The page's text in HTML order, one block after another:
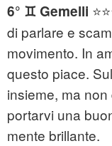
6° ♊ Gemelli
di parlare e
movimento. In
questo piace.
insieme, ma
portarvi una
mente brillante.